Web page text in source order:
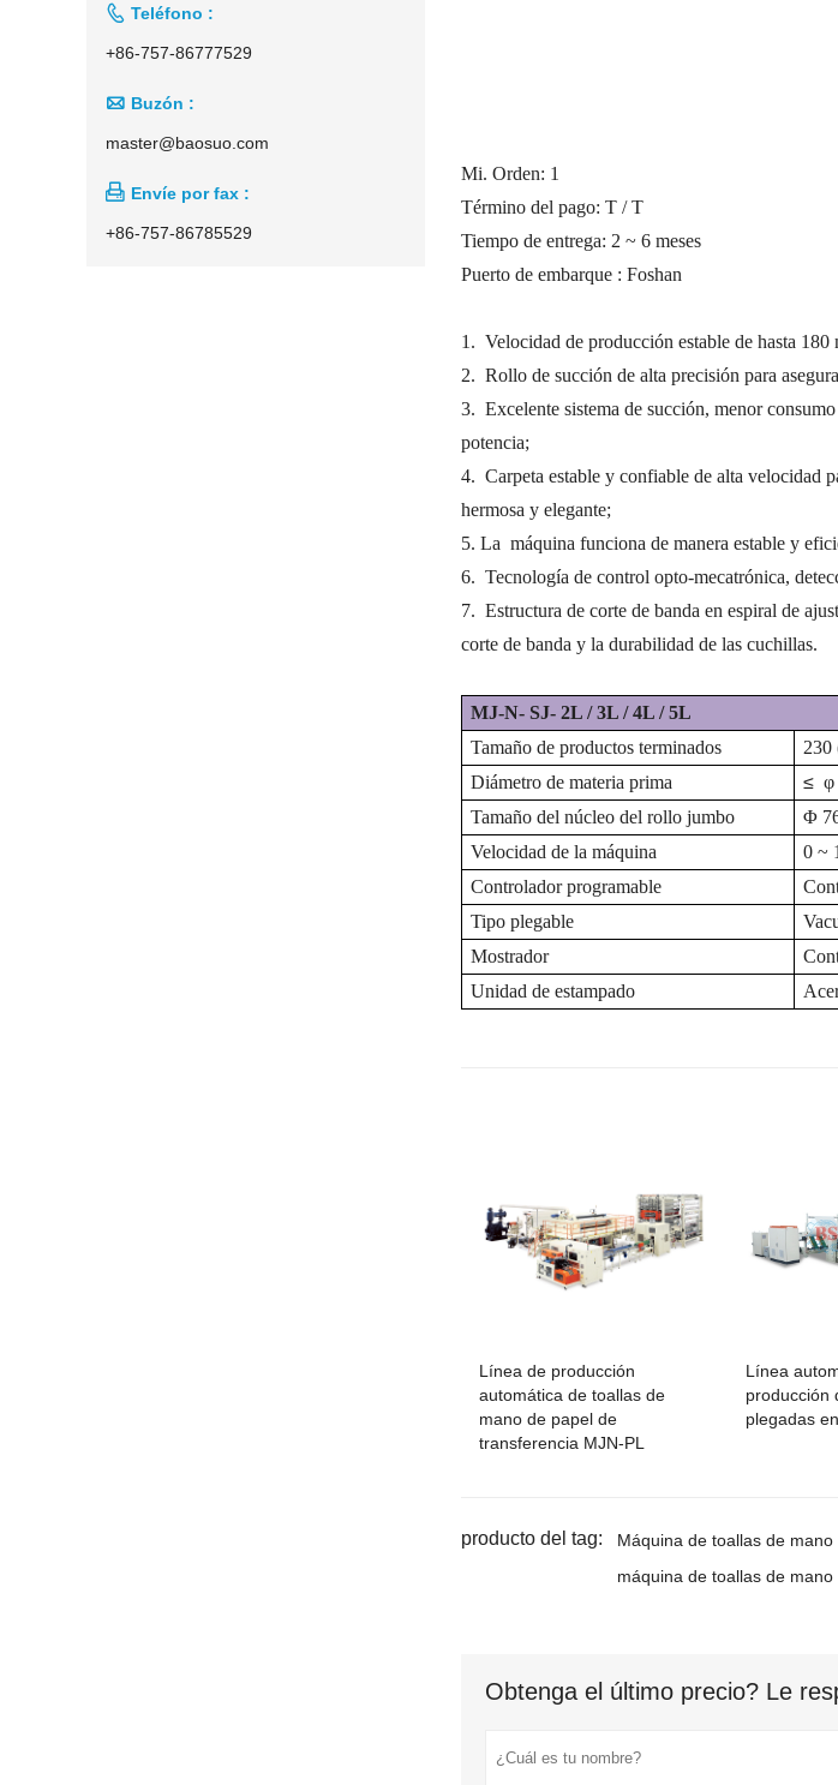
Mi. Orden: 1
Término del pago: T / T
Tiempo de entrega: 2 ~ 6 meses
Puerto de embarque : Foshan
1. Velocidad de producción estable de hasta 180
2. Rollo de succión de alta precisión para
3. Excelente sistema de succión, menor
potencia;
4. Carpeta estable y confiable de alta velocidad
hermosa y elegante;
5. La máquina funciona de manera estable y
6. Tecnología de control opto-mecatrónica,
7. Estructura de corte de banda en espiral de
corte de banda y la durabilidad de las cuchillas.
MJ-N- SJ- 2L / 3L / 4L / 5L
Tamaño de productos terminados
230
Diámetro de materia prima
≤ φ
Tamaño del núcleo del rollo jumbo
Φ
Velocidad de la máquina
0 ~
Controlador programable
Tipo plegable
Mostrador
Unidad de estampado
Línea de producción
automática de toallas de
mano de papel de
transferencia MJN-PL
Línea
producción
plegadas
producto del tag: Máquina de toallas de mano
máquina de toallas de mano
Obtenga el último precio? Le
 Teléfono :
+86-757-86777529
 Buzón :
master@baosuo.com
 Envíe por fax :
+86-757-86785529